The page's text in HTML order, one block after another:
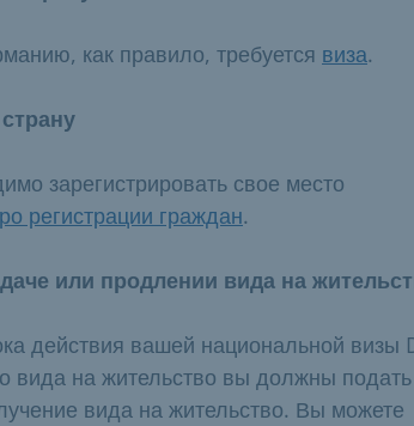
как правило, требуется виза.
зарегистрировать свое место
регистрации граждан.
или продлении вида на
действия вашей национальной визы
вида на жительство вы должны подать
вида на жительство. Вы можете